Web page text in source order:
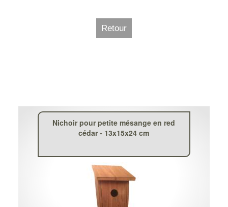
Retour
Nichoir pour petite mésange en red
cédar - 13x15x24 cm